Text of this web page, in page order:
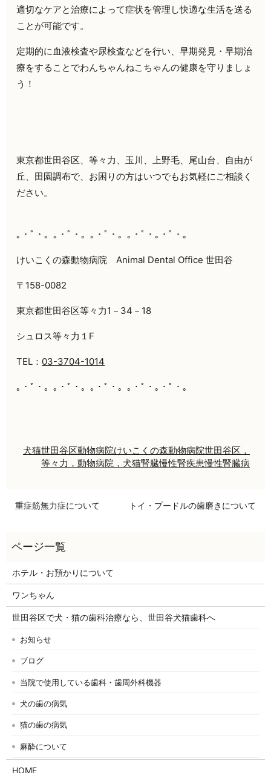
適切なケアと治療によって症状を管理し快適な生活を送る
ことが可能です。
定期的に血液検査や尿検査などを行い、早期発見・早期治
療をすることでわんちゃんねこちゃんの健康を守りましょ
う！
東京都世田谷区、等々力、玉川、上野毛、尾山台、自由が
丘、田園調布で、お困りの方はいつでもお気軽にご相談く
ださい。
｡・ﾟ・。｡・ﾟ・。｡・ﾟ・。｡・ﾟ・｡・ﾟ・。
けいこくの森動物病院 Animal Dental Office 世田谷
〒158-0082
東京都世田谷区等々力1－34－18
シュロス等々力１F
TEL： 03-3704-1014
｡・ﾟ・。｡・ﾟ・。｡・ﾟ・。｡・ﾟ・｡・ﾟ・。
犬猫世田谷区動物病院けいこくの森動物病院世田谷区，
等々力，動物病院，犬猫腎臓慢性腎疾患慢性腎臓病
重症筋無力症について トイ・プードルの歯磨きについて
ホテル・お預かりについて
ワンちゃん
世田谷区で犬・猫の歯科治療なら、世田谷犬猫歯科へ
お知らせ
ブログ
当院で使用している歯科・歯周外科機器
犬の歯の病気
猫の歯の病気
麻酔について
HOME